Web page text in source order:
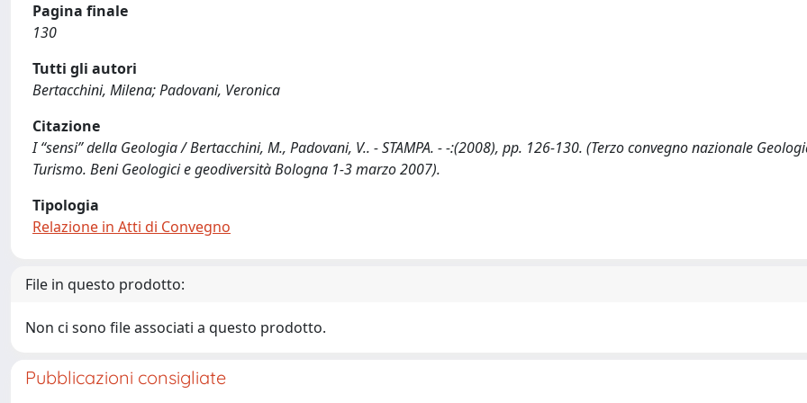
Pagina finale
130
Tutti gli autori
Bertacchini, Milena; Padovani, Veronica
Citazione
I “sensi” della Geologia / Bertacchini, M., Padovani, V.. - STAMPA. - -:(2008), pp. 126-130. (Terzo convegno nazionale
Turismo. Beni Geologici e geodiversità Bologna 1-3 marzo 2007).
Tipologia
Relazione in Atti di Convegno
File in questo prodotto:
Non ci sono file associati a questo prodotto.
Pubblicazioni consigliate